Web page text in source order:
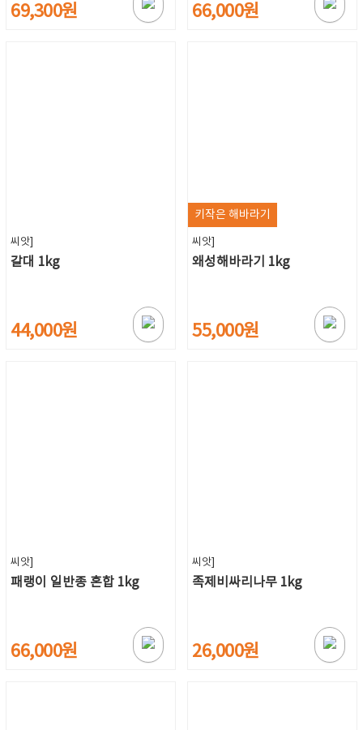
69,300원 66,000원
씨앗]
갈대 1kg
44,000원
키작은 해바라기
씨앗]
왜성해바라기 1kg
55,000원
씨앗]
패랭이 일반종 혼합 1kg
66,000원
씨앗]
족제비싸리나무 1kg
26,000원